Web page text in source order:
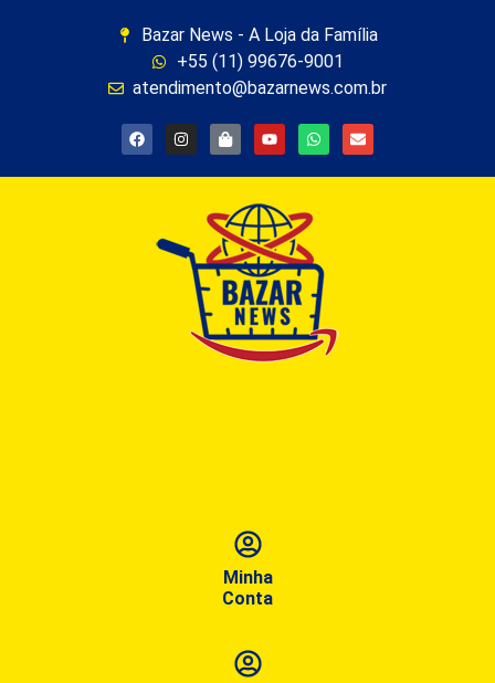
Bazar News - A Loja da Família
+55 (11) 99676-9001
atendimento@bazarnews.com.br
Minha
Conta